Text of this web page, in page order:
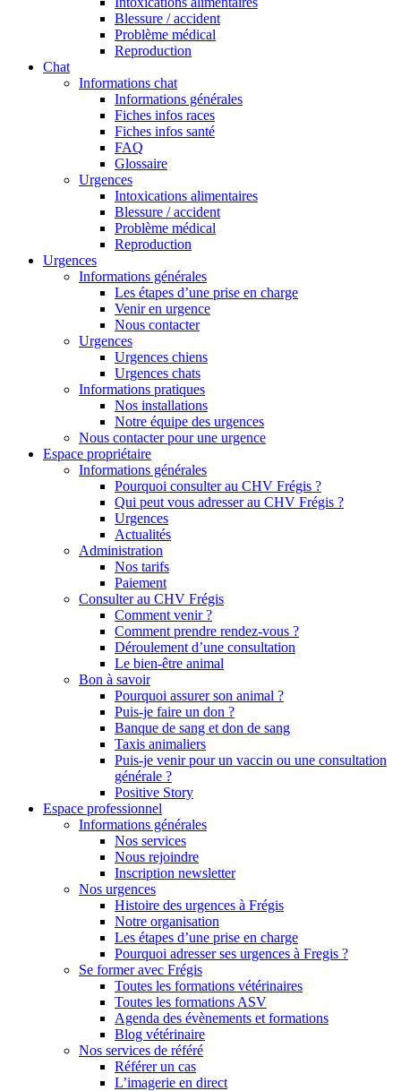
Blessure / accident
Problème médical
Reproduction
Chat
Informations chat
Informations générales
Fiches infos races
Fiches infos santé
FAQ
Glossaire
Urgences
Intoxications alimentaires
Blessure / accident
Problème médical
Reproduction
Urgences
Informations générales
Les étapes d’une prise en charge
Venir en urgence
Nous contacter
Urgences
Urgences chiens
Urgences chats
Informations pratiques
Nos installations
Notre équipe des urgences
Nous contacter pour une urgence
Espace propriétaire
Informations générales
Pourquoi consulter au CHV Frégis ?
Qui peut vous adresser au CHV Frégis ?
Urgences
Actualités
Administration
Nos tarifs
Paiement
Consulter au CHV Frégis
Comment venir ?
Comment prendre rendez-vous ?
Déroulement d’une consultation
Le bien-être animal
Bon à savoir
Pourquoi assurer son animal ?
Puis-je faire un don ?
Banque de sang et don de sang
Taxis animaliers
Puis-je venir pour un vaccin ou une consultation
générale ?
Positive Story
Espace professionnel
Informations générales
Nos services
Nous rejoindre
Inscription newsletter
Nos urgences
Histoire des urgences à Frégis
Notre organisation
Les étapes d’une prise en charge
Pourquoi adresser ses urgences à Fregis ?
Se former avec Frégis
Toutes les formations vétérinaires
Toutes les formations ASV
Agenda des évènements et formations
Blog vétérinaire
Nos services de référé
Référer un cas
L’imagerie en direct